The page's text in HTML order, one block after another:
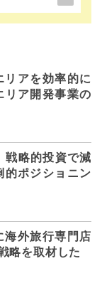
アを効率的に
リア開発事業の
戦略的投資で減
的ポジショニン
外旅行専門店
略を取材した